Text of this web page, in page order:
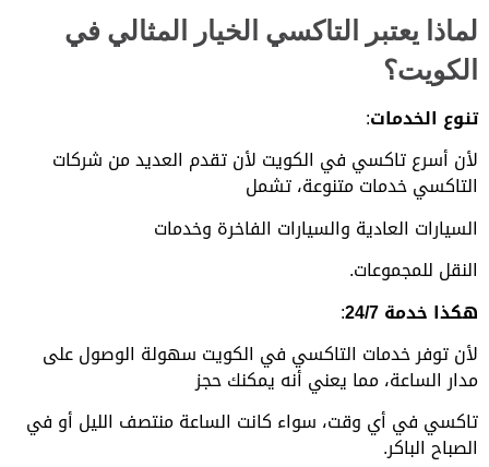
لماذا يعتبر التاكسي الخيار المثالي في
الكويت؟
تنوع الخدمات:
لأن أسرع تاكسي في الكويت لأن تقدم العديد من شركات
التاكسي خدمات متنوعة، تشمل
السيارات العادية والسيارات الفاخرة وخدمات
النقل للمجموعات.
هكذا خدمة 24/7
:
لأن توفر خدمات التاكسي في الكويت سهولة الوصول على
مدار الساعة، مما يعني أنه يمكنك حجز
تاكسي في أي وقت، سواء كانت الساعة منتصف الليل أو في
الصباح الباكر.